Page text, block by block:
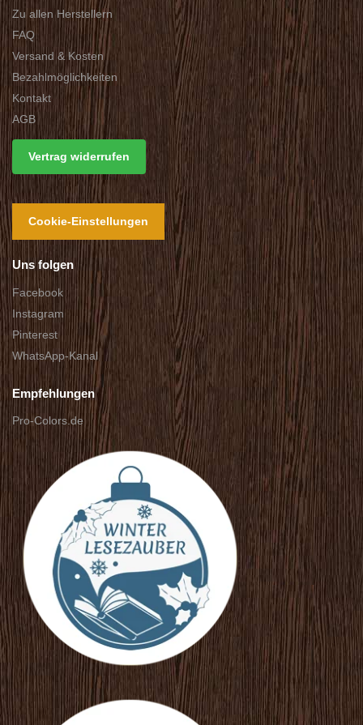
Zu allen Herstellern
FAQ
Versand & Kosten
Bezahlmöglichkeiten
Kontakt
AGB
Vertrag widerrufen
Cookie-Einstellungen
Uns folgen
Facebook
Instagram
Pinterest
WhatsApp-Kanal
Empfehlungen
Pro-Colors.de